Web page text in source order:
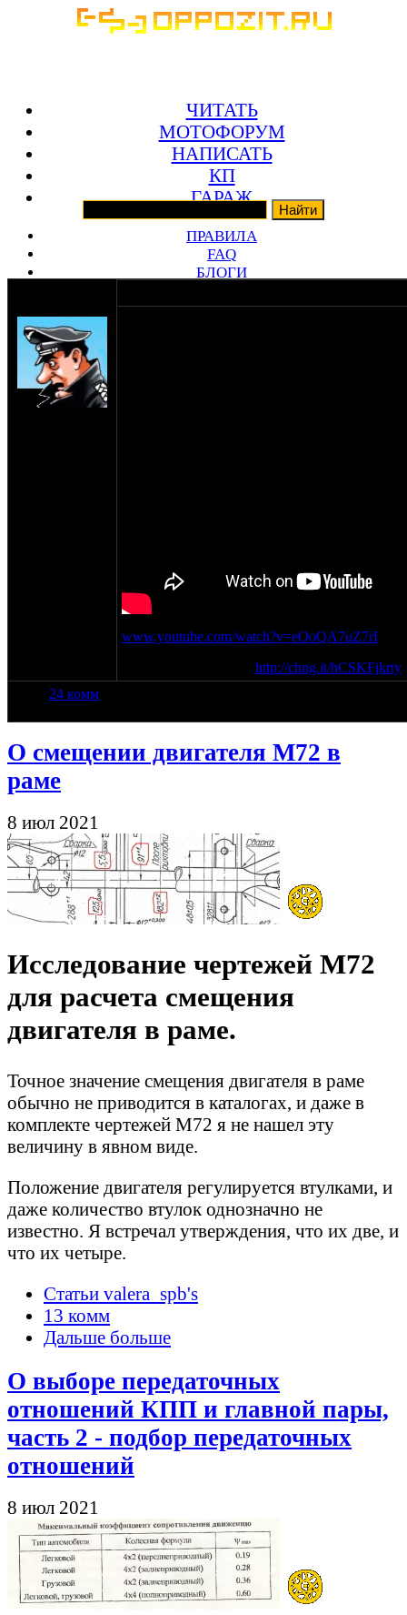
ЧИТАТЬ
МОТОФОРУМ
НАПИСАТЬ
КП
ГАРАЖ
ПРАВИЛА
FAQ
БЛОГИ
www.youtube.com/watch?v=eOoQA7uZ7rI
http://chng.it/hCSKFjkrty
24 комм
О смещении двигателя М72 в
раме
8 июл 2021
Исследование чертежей М72
для расчета смещения
двигателя в раме.
Точное значение смещения двигателя в раме
обычно не приводится в каталогах, и даже в
комплекте чертежей М72 я не нашел эту
величину в явном виде.
Положение двигателя регулируется втулками, и
даже количество втулок однозначно не
известно. Я встречал утверждения, что их две, и
что их четыре.
Статьи valera_spb's
13 комм
Дальше больше
О выборе передаточных
отношений КПП и главной пары,
часть 2 - подбор передаточных
отношений
8 июл 2021